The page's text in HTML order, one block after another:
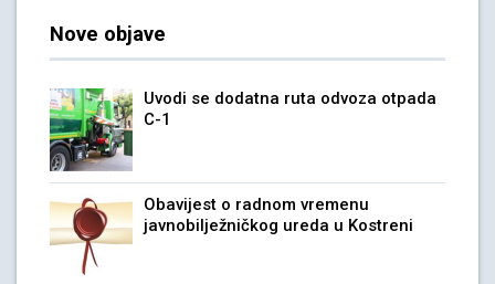
Nove objave
Uvodi se dodatna ruta odvoza otpada
C-1
Obavijest o radnom vremenu
javnobilježničkog ureda u Kostreni